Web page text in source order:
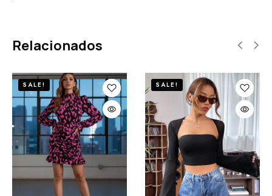
Relacionados
SALE! SALE!